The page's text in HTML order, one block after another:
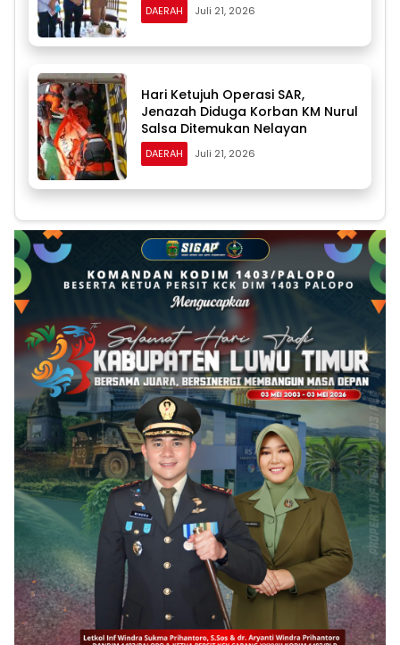
DAERAH Juli 21, 2026
Hari Ketujuh Operasi SAR,
Jenazah Diduga Korban KM Nurul
Salsa Ditemukan Nelayan
DAERAH Juli 21, 2026